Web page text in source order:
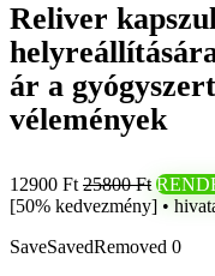
Reliver
ár a
vélemények
12900 Ft 25800 Ft
[50% kedvezmény] •
SaveSavedRemoved 0